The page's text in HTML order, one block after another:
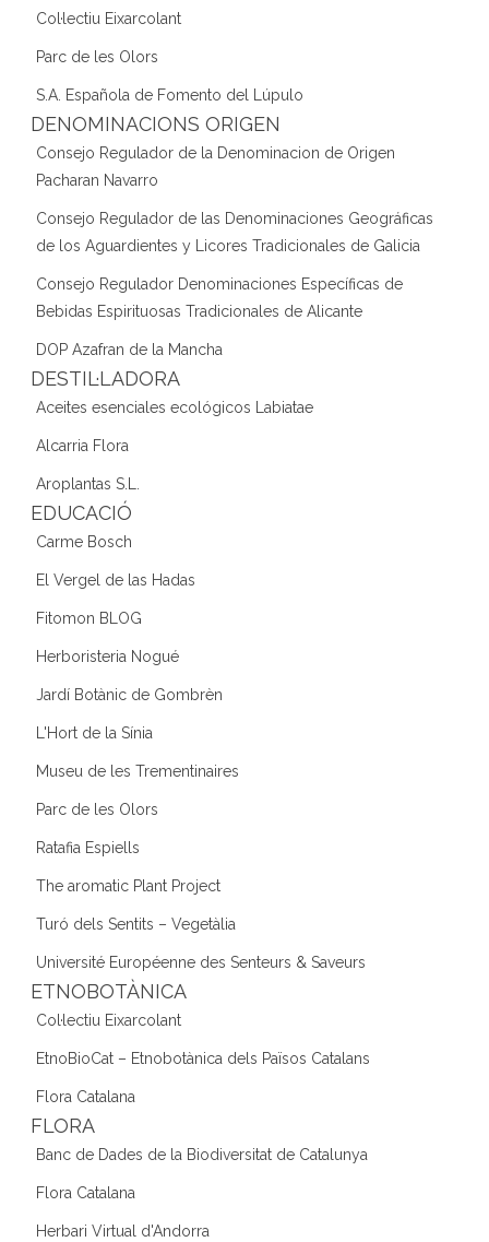
Col·lectiu Eixarcolant
Parc de les Olors
S.A. Española de Fomento del Lúpulo
DENOMINACIONS ORIGEN
Consejo Regulador de la Denominacion de Origen
Pacharan Navarro
Consejo Regulador de las Denominaciones Geográficas
de los Aguardientes y Licores Tradicionales de Galicia
Consejo Regulador Denominaciones Específicas de
Bebidas Espirituosas Tradicionales de Alicante
DOP Azafran de la Mancha
DESTIL·LADORA
Aceites esenciales ecológicos Labiatae
Alcarria Flora
Aroplantas S.L.
EDUCACIÓ
Carme Bosch
El Vergel de las Hadas
Fitomon BLOG
Herboristeria Nogué
Jardí Botànic de Gombrèn
L'Hort de la Sínia
Museu de les Trementinaires
Parc de les Olors
Ratafia Espiells
The aromatic Plant Project
Turó dels Sentits – Vegetàlia
Université Européenne des Senteurs & Saveurs
ETNOBOTÀNICA
Col·lectiu Eixarcolant
EtnoBioCat – Etnobotànica dels Països Catalans
Flora Catalana
FLORA
Banc de Dades de la Biodiversitat de Catalunya
Flora Catalana
Herbari Virtual d'Andorra